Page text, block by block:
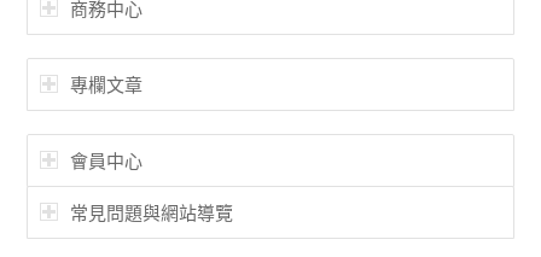
商務中心
專欄文章
會員中心
常見問題與網站導覽